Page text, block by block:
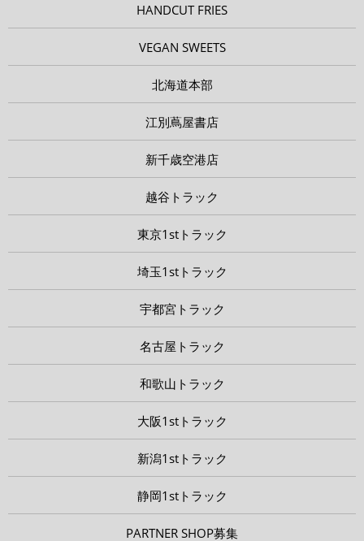
HANDCUT FRIES
VEGAN SWEETS
北海道本部
江別蔦屋書店
新千歳空港店
越谷トラック
東京1stトラック
埼玉1stトラック
宇都宮トラック
名古屋トラック
和歌山トラック
大阪1stトラック
新潟1stトラック
静岡1stトラック
PARTNER SHOP募集